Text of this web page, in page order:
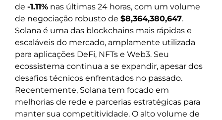
de -1.11% nas últimas 24 horas, com um volume
de negociação robusto de $8,364,380,647.
Solana é uma das blockchains mais rápidas e
escaláveis do mercado, amplamente utilizada
para aplicações DeFi, NFTs e Web3. Seu
ecossistema continua a se expandir, apesar dos
desafios técnicos enfrentados no passado.
Recentemente, Solana tem focado em
melhorias de rede e parcerias estratégicas para
manter sua competitividade. O alto volume de